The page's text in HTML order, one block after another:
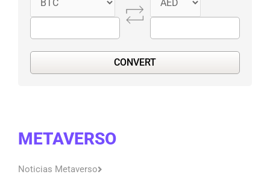
CONVERT
METAVERSO
Noticias Metaverso